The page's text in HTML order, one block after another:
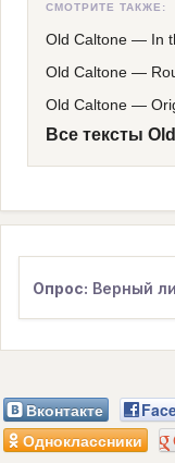
СМОТРИТЕ ТАКЖЕ:
Old Caltone — In
Old Caltone —
Old Caltone —
Все тексты
Опрос: Верный
Вконтакте
Одноклассники